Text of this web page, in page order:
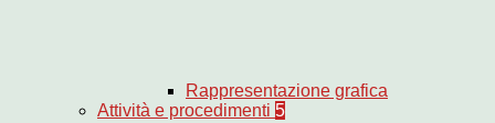
Rappresentazione grafica
Attività e procedimenti 5